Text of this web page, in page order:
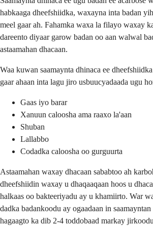
habkaaga dheefshiidka, waxayna inta badan
meel gaar ah. Fahamka waxa la filayo waxay
dareento diyaar garow badan oo aan walwal
astaamahan dhacaan.
Waa kuwan saamaynta dhinaca ee
gaar ahaan inta lagu jiro usbuucyadaada ugu
Gaas iyo barar
Xanuun caloosha ama raaxo la'aan
Shuban
Lallabbo
Codadka caloosha oo gurguurta
Astaamahan waxay dhacaan sababtoo ah
dheefshiidin waxay u dhaqaaqaan hoos u
halkaas oo bakteeriyadu ay u khamiirto. War
dadka badankoodu ay ogaadaan in
hagaagto ka dib 2-4 toddobaad markay